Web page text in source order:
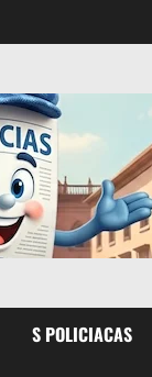
S POLICIACAS